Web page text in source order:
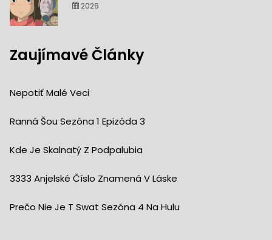
2026
Zaujímavé Články
Nepotiť Malé Veci
Ranná Šou Sezóna 1 Epizóda 3
Kde Je Skalnatý Z Podpalubia
3333 Anjelské Číslo Znamená V Láske
Prečo Nie Je T Swat Sezóna 4 Na Hulu